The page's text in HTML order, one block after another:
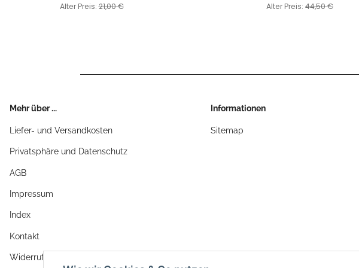
Alter Preis:21,00 € Alter Preis: 44,50 €
Mehr über ...
Liefer- und Versandkosten
Privatsphäre und Datenschutz
AGB
Impressum
Index
Kontakt
Widerrufsrecht
Informationen
Sitemap